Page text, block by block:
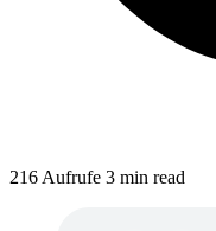
216 Aufrufe 3 min read